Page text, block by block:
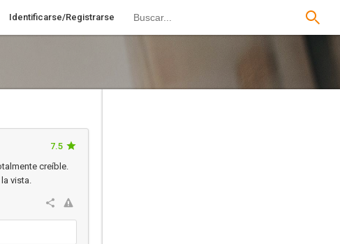
Identificarse/Registrarse
7.5
creíble.
vista.